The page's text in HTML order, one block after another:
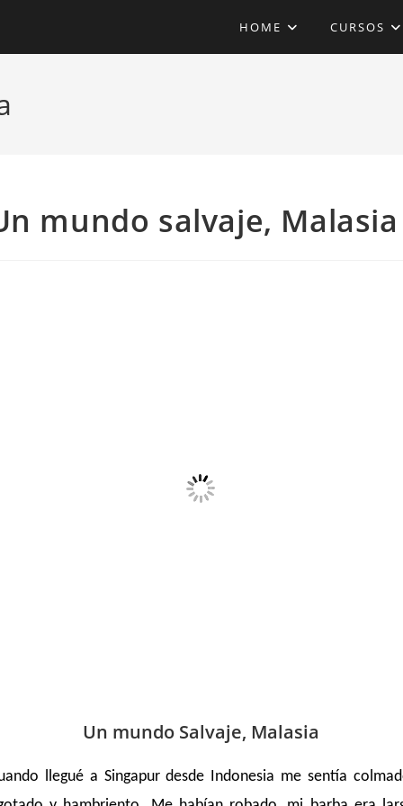
HOME CURSOS
mundo salvaje, Malasia
Un mundo Salvaje, Malasia
llegué a Singapur desde Indonesia me sentía